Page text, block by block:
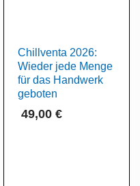
Chillventa 2026:
Wieder jede Menge
für das Handwerk
geboten
49,00 €